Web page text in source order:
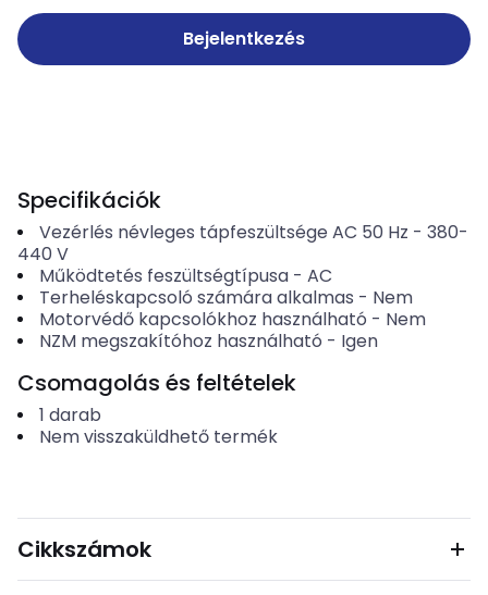
Bejelentkezés
Specifikációk
Vezérlés névleges tápfeszültsége AC 50 Hz - 380-
440 V
Működtetés feszültségtípusa- AC
Terheléskapcsoló számára alkalmas - Nem
Motorvédő kapcsolókhoz használható - Nem
NZM megszakítóhoz használható - Igen
Csomagolás és feltételek
1 darab
Nem visszaküldhető termék
Cikkszámok